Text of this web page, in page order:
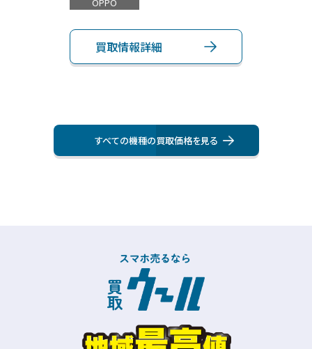
買取情報詳細
すべての機種の買取価格を⾒る